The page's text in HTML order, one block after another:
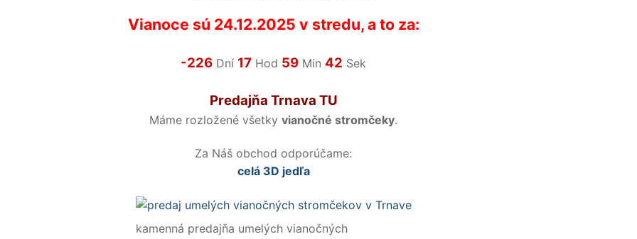
Vianoce sú 24.12.2025 v stredu, a to za:
-226 Dní17 Hod59 Min41Sek
Predajňa Trnava TU
Máme rozložené všetky vianočné stromčeky.
Za Náš obchod odporúčame:
celá 3D jedľa
kamenná predajňa umelých vianočných